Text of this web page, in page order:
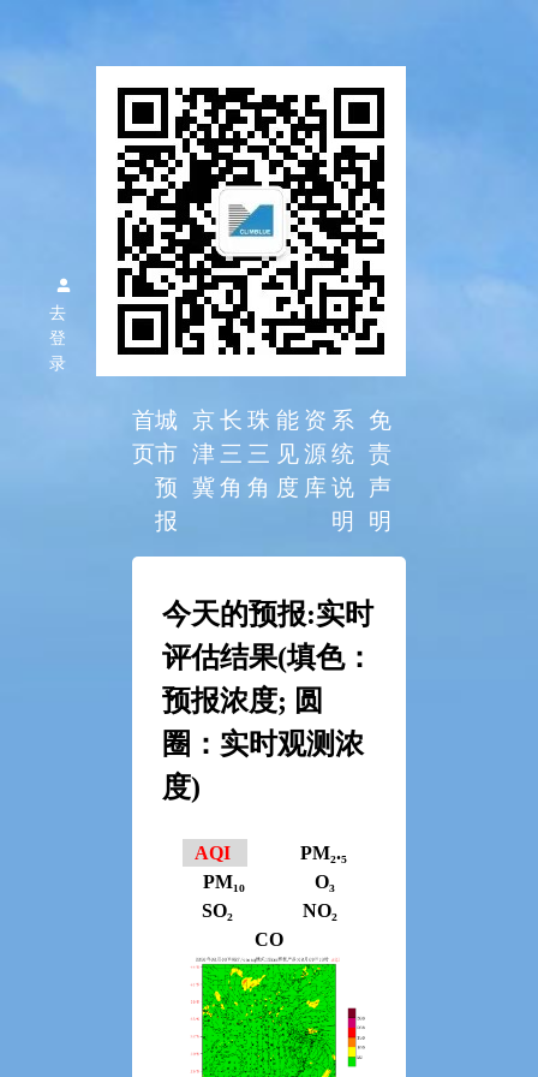
区域空气
质量预报
系统
去
登
录
首
页
城
市
预
报
京
津
冀
长
三
角
珠
三
角
能
见
度
资
源
库
系
统
说
明
免
责
声
明
今天的预报:实时
评估结果(填色：
预报浓度; 圆
圈：实时观测浓
度)
AQI
PM₂.₅
PM₁₀
O₃
SO₂
NO₂
CO